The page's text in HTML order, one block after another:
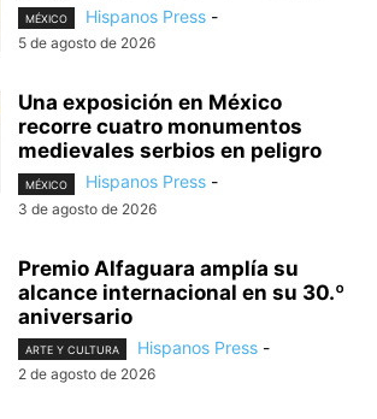
MÉXICO Hispanos Press -
5 de agosto de 2026
Una exposición en México
recorre cuatro monumentos
medievales serbios en peligro
MÉXICO Hispanos Press -
3 de agosto de 2026
Premio Alfaguara amplía su
alcance internacional en su 30.º
aniversario
ARTE Y CULTURA Hispanos Press -
2 de agosto de 2026